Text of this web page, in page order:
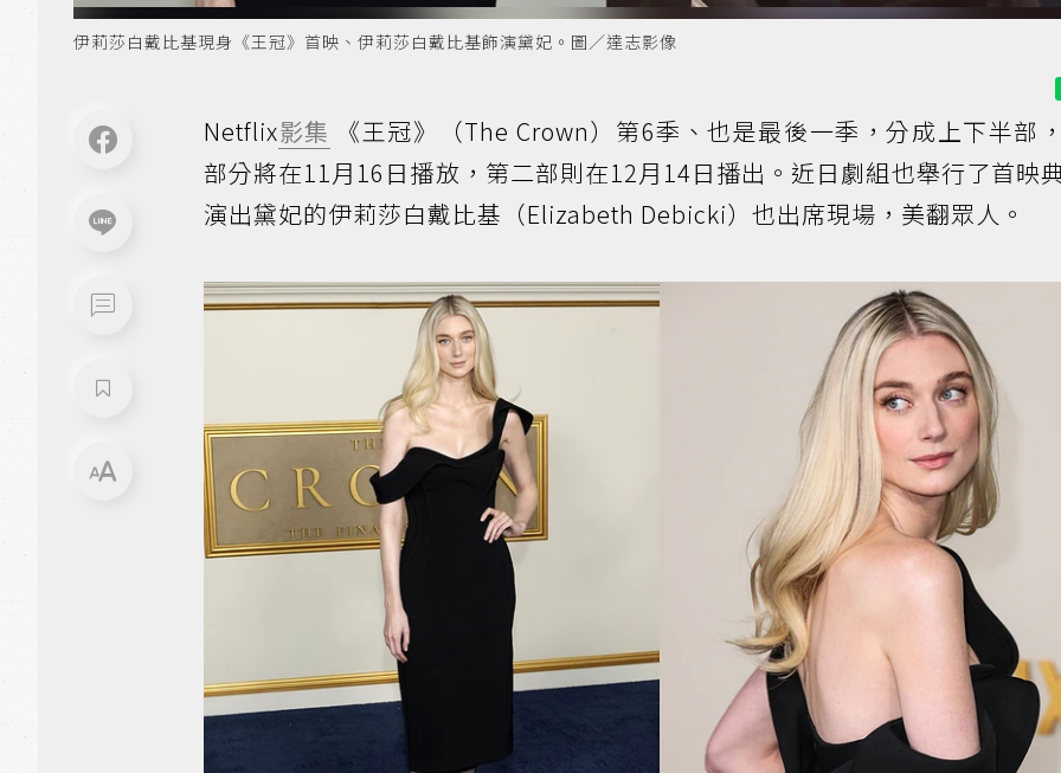
伊莉莎白戴比基現身《王冠》首映、伊莉莎白戴比基飾演黛妃。圖／達志影像
Netflix影集 《王冠》（The Crown）第6季、也是最後一季，分成上下半部
部分將在11月16日播放，第二部則在12月14日播出。近日劇組也舉行了首映
演出黛妃的伊莉莎白戴比基（Elizabeth Debicki）也出席現場，美翻眾人。